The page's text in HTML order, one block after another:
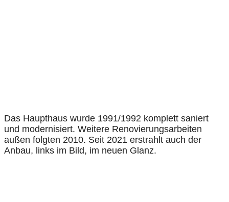
Das Haupthaus wurde 1991/1992 komplett saniert
und modernisiert. Weitere Renovierungsarbeiten
außen folgten 2010. Seit 2021 erstrahlt auch der
Anbau, links im Bild, im neuen Glanz.